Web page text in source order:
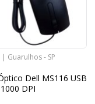
| Guarulhos - SP
Dell MS116 USB
DPI